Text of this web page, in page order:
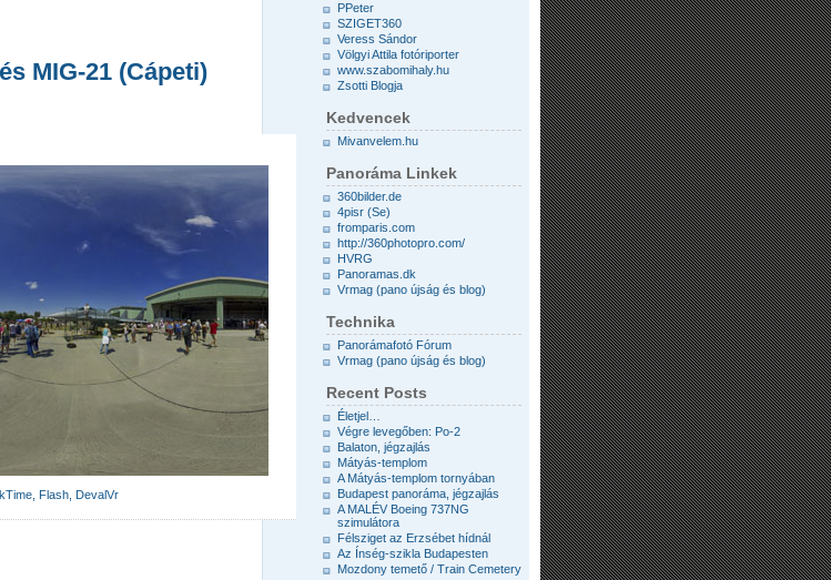
MIG-21 (Cápeti)
Flash, DevalVr
PPeter
SZIGET360
Veress Sándor
Völgyi Attila fotóriporter
www.szabomihaly.hu
Zsotti Blogja
Kedvencek
Mivanvelem.hu
Panoráma Linkek
360bilder.de
4pisr (Se)
fromparis.com
http://360photopro.com/
HVRG
Panoramas.dk
Vrmag (pano újság és blog)
Technika
Panorámafotó Fórum
Vrmag (pano újság és blog)
Recent Posts
Életjel…
Végre levegőben: Po-2
Balaton, jégzajlás
Mátyás-templom
A Mátyás-templom tornyában
Budapest panoráma, jégzajlás
A MALÉV Boeing 737NG
szimulátora
Félsziget az Erzsébet hídnál
Az Ínség-szikla Budapesten
Mozdony temető / Train Cemetery